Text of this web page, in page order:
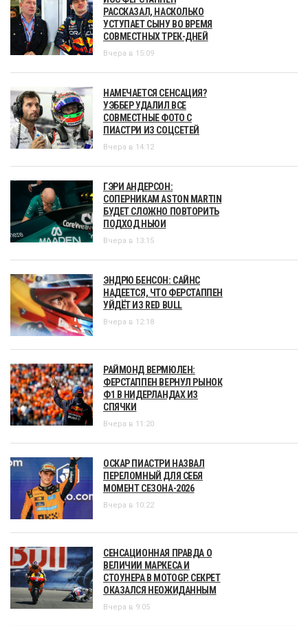
РАССКАЗАЛ, НАСКОЛЬКО
УСТУПАЕТ СЫНУ ВО ВРЕМЯ
СОВМЕСТНЫХ ТРЕК-ДНЕЙ
Вчера в 15:09
НАМЕЧАЕТСЯ СЕНСАЦИЯ?
УЭББЕР УДАЛИЛ ВСЕ
СОВМЕСТНЫЕ ФОТО С
ПИАСТРИ ИЗ СОЦСЕТЕЙ
Вчера в 14:12
ГЭРИ АНДЕРСОН:
СОПЕРНИКАМ ASTON MARTIN
БУДЕТ СЛОЖНО ПОВТОРИТЬ
ПОДХОД НЬЮИ
Вчера в 13:15
ЭНДРЮ БЕНСОН: САЙНС
НАДЕЕТСЯ, ЧТО ФЕРСТАППЕН
УЙДЁТ ИЗ RED BULL
Вчера в 12:18
РАЙМОНД ВЕРМЮЛЕН:
ФЕРСТАППЕН ВЕРНУЛ РЫНОК
Ф1 В НИДЕРЛАНДАХ ИЗ
СПЯЧКИ
Вчера в 11:20
ОСКАР ПИАСТРИ НАЗВАЛ
ПЕРЕЛОМНЫЙ ДЛЯ СЕБЯ
МОМЕНТ СЕЗОНА-2026
Вчера в 10:22
СЕНСАЦИОННАЯ ПРАВДА О
ВЕЛИЧИИ МАРКЕСА И
СТОУНЕРА В MOTOGP. СЕКРЕТ
ОКАЗАЛСЯ НЕОЖИДАННЫМ
Вчера в 9:05